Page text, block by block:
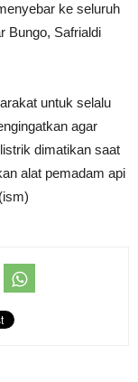
ke seluruh
Bungo, Safrialdi
untuk selalu
agar
dimatikan saat
alat pemadam api